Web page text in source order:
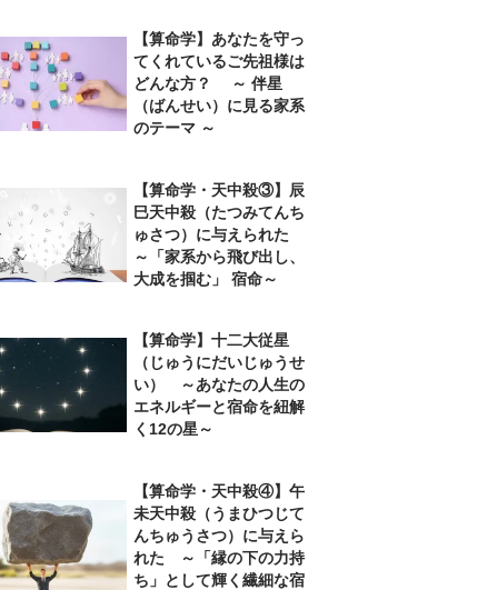
【算命学】あなたを守っ
てくれているご先祖様は
どんな方？ ～ 伴星
（ばんせい）に見る家系
のテーマ ～
【算命学・天中殺③】辰
巳天中殺（たつみてんち
ゅさつ）に与えられた
～「家系から飛び出し、
大成を掴む」 宿命～
【算命学】十二大従星
（じゅうにだいじゅうせ
い） ～あなたの人生の
エネルギーと宿命を紐解
く12の星～
【算命学・天中殺④】午
未天中殺（うまひつじて
んちゅうさつ）に与えら
れた ～「縁の下の力持
ち」として輝く繊細な宿